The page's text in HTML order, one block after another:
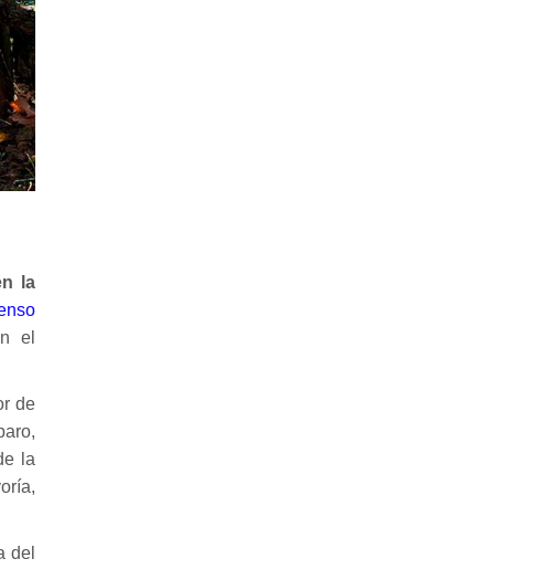
la
el
de
la
del